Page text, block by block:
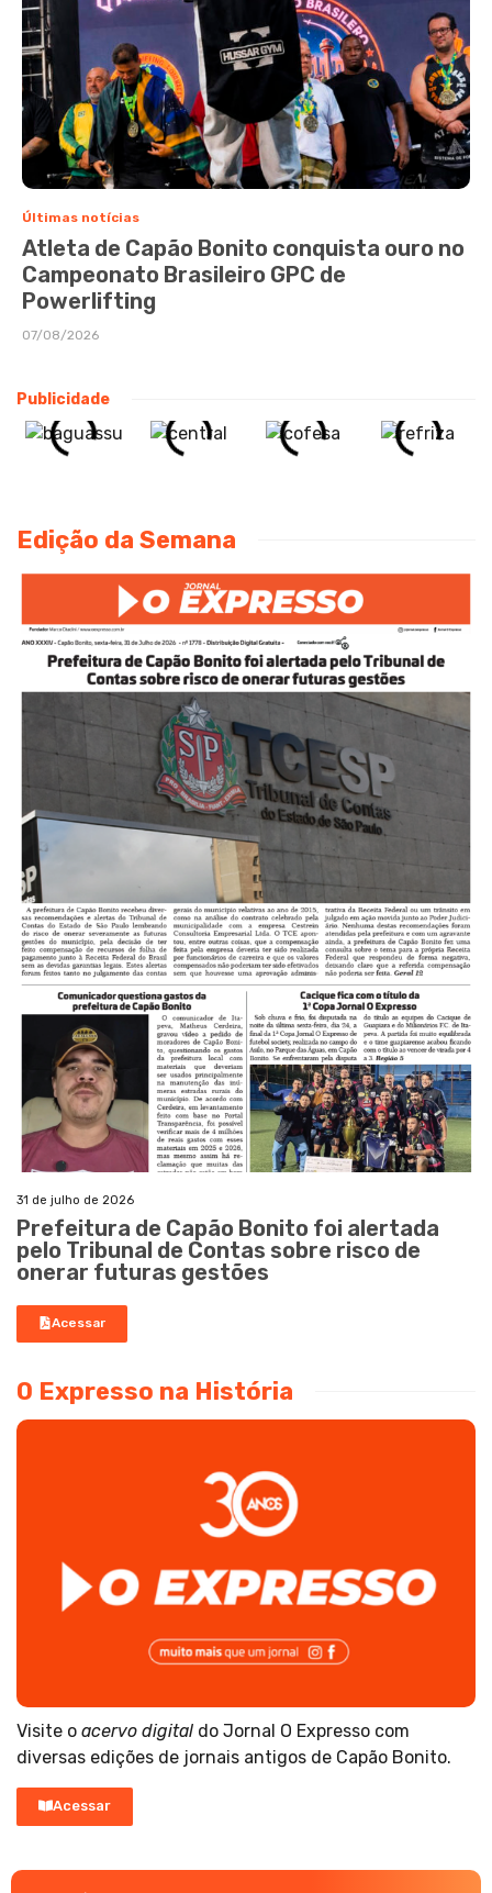
Últimas notícias
Atleta de Capão Bonito conquista ouro no
Campeonato Brasileiro GPC de
Powerlifting
07/08/2026
Publicidade
Edição da Semana
31 de julho de 2026
Prefeitura de Capão Bonito foi alertada
pelo Tribunal de Contas sobre risco de
onerar futuras gestões
Acessar
O Expresso na História
Visite o acervo digital do Jornal O Expresso com
diversas edições de jornais antigos de Capão Bonito.
Acessar